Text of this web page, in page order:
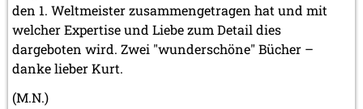
den 1. Weltmeister zusammengetragen hat und mit
welcher Expertise und Liebe zum Detail dies
dargeboten wird. Zwei "wunderschöne" Bücher –
danke lieber Kurt.
(M.N.)